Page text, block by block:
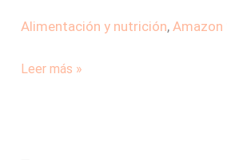
Alimentación y nutrición, Amazon
Leer más »